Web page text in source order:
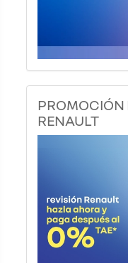
PROMOCIÓN
RENAULT